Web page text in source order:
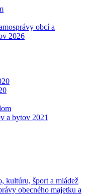
obcí a
2026
a bytov 2021
kultúru, šport a mládež
obecného majetku a